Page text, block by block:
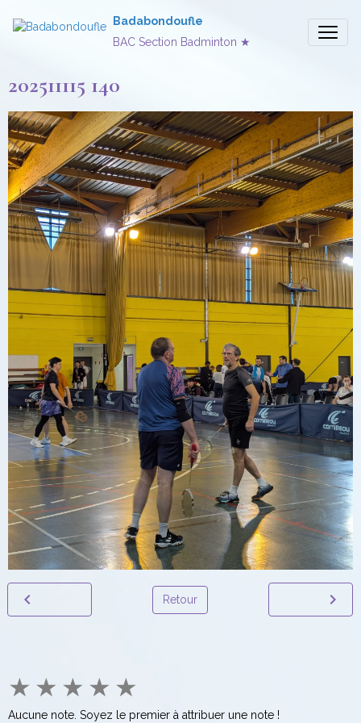
Badabondoufle
BAC Section Badminton ★
202511115 140
Retour
★ ★ ★ ★ ★
Aucune note. Soyez le premier à attribuer une note !